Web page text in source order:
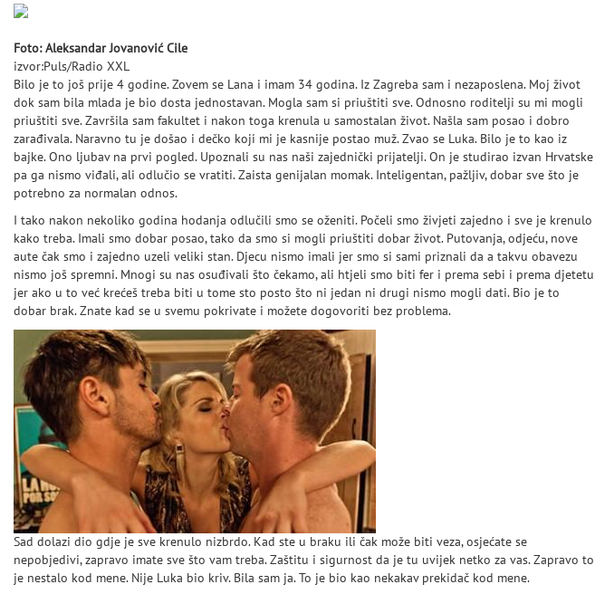
Foto: Aleksandar Jovanović Cile
izvor:Puls/Radio XXL
Bilo je to još prije 4 godine. Zovem se Lana i imam 34 godina. Iz Zagreba sam i nezaposlena. Moj život
dok sam bila mlada je bio dosta jednostavan. Mogla sam si priuštiti sve. Odnosno roditelji su mi mogli
priuštiti sve. Završila sam fakultet i nakon toga krenula u samostalan život. Našla sam posao i dobro
zarađivala. Naravno tu je došao i dečko koji mi je kasnije postao muž. Zvao se Luka. Bilo je to kao iz
bajke. Ono ljubav na prvi pogled. Upoznali su nas naši zajednički prijatelji. On je studirao izvan Hrvatske
pa ga nismo viđali, ali odlučio se vratiti. Zaista genijalan momak. Inteligentan, pažljiv, dobar sve što je
potrebno za normalan odnos.
I tako nakon nekoliko godina hodanja odlučili smo se oženiti. Počeli smo živjeti zajedno i sve je krenulo
kako treba. Imali smo dobar posao, tako da smo si mogli priuštiti dobar život. Putovanja, odjeću, nove
aute čak smo i zajedno uzeli veliki stan. Djecu nismo imali jer smo si sami priznali da a takvu obavezu
nismo još spremni. Mnogi su nas osuđivali što čekamo, ali htjeli smo biti fer i prema sebi i prema djetetu
jer ako u to već krećeš treba biti u tome sto posto što ni jedan ni drugi nismo mogli dati. Bio je to
dobar brak. Znate kad se u svemu pokrivate i možete dogovoriti bez problema.
Sad dolazi dio gdje je sve krenulo nizbrdo. Kad ste u braku ili čak može biti veza, osjećate se
nepobjedivi, zapravo imate sve što vam treba. Zaštitu i sigurnost da je tu uvijek netko za vas. Zapravo to
je nestalo kod mene. Nije Luka bio kriv. Bila sam ja. To je bio kao nekakav prekidač kod mene.